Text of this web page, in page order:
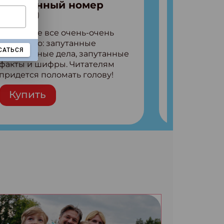
номер
№7 (2026)
В выпуске все очень-очень
запутанные
дела, запутанные
и шифры. Читателям
придется поломать голову!
Внутри: Шифры и
расшифровки Плетем
запутанные поделки
коды 3 комикса
Купить